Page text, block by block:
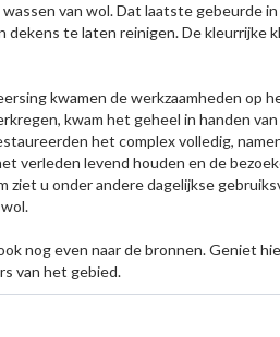
van wol. Dat laatste gebeurde
te laten reinigen. De kleurrijke
kwamen de werkzaamheden
kwam het geheel in handen
het complex volledig,
verleden levend houden en de
ziet u onder andere dagelijkse
nog even naar de bronnen. Geniet
van het gebied.